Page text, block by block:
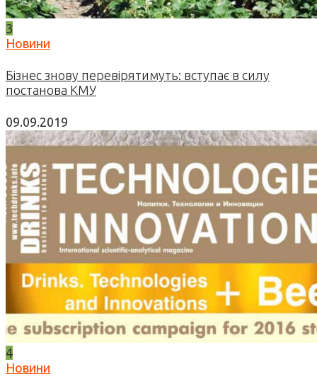
3
Новини
Бізнес знову перевірятимуть: вступає в силу
постанова КМУ
09.09.2019
4
Новини